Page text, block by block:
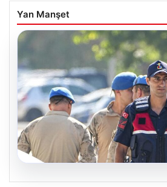
Yan Manşet
07.08.2026